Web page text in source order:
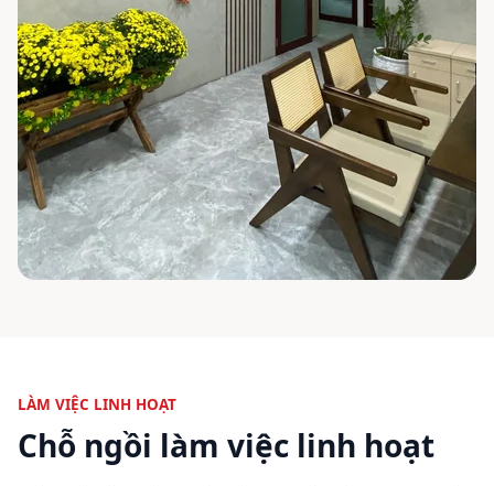
LÀM VIỆC LINH HOẠT
Chỗ ngồi làm việc linh hoạt